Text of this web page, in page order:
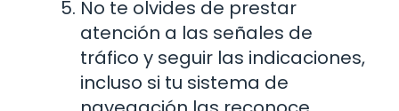
No te olvides de prestar
atención a las señales de
tráfico y seguir las indicaciones,
incluso si tu sistema de